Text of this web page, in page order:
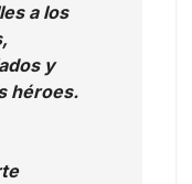
a los
y
héroes.